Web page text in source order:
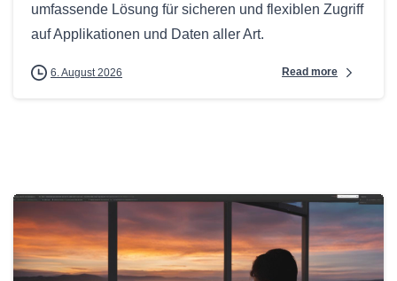
umfassende Lösung für sicheren und flexiblen Zugriff
auf Applikationen und Daten aller Art.
6. August 2026 Read more